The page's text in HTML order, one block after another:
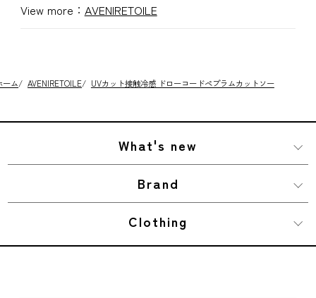
View more： AVENIRETOILE
ーム/ AVENIRETOILE/ UVカット接触冷感 ドローコードペプラムカットソー
What's new
Brand
Clothing